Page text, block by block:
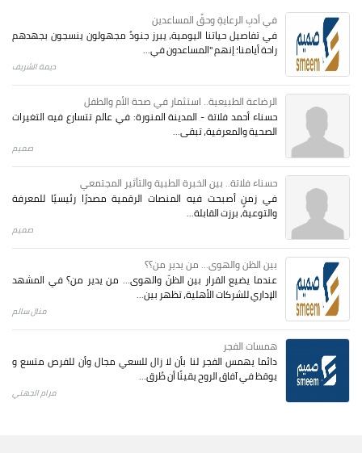
في أدبِ الرعايةِ وحقِّ المساعدين
في تفاصيل حياتنا اليومية، يبرز جنودٌ مجهولون ينسجون بجهدهم
راحة أيامنا؛ إنهم "المساعدون في...
ديمة الشريف
الرضاعة الطبيعية.. استثمار في صحة الأم والطفل
حسناء أحمد فلاتة - المدينة المنورة: في عالم تتسارع فيه التغيرات
الصحية والمعرفية، تبقى...
صميم
حسناء فلاتة.. بين الخبرة الطبية والتأثير المجتمعي
في زمنٍ أصبحت فيه المنصات الرقمية مصدرًا رئيسيًا للمعرفة
والتوعية، برزت القابلة...
صميم
بين الظن والهوى... من يدير من؟؟
عندما يضيع القرار بين الظنّ والهوى… من يدير من؟ في المشهد
الإداري للشركات الأهلية، تظهر بين...
منال سالم
همسات الفجر
دائما يهمس الفجر لنا بأن لا زال للسعي مجال وأن للفرص متسع و
يوقظ في آفاق الروح يقينًا أن طُرق...
مرام الجهني